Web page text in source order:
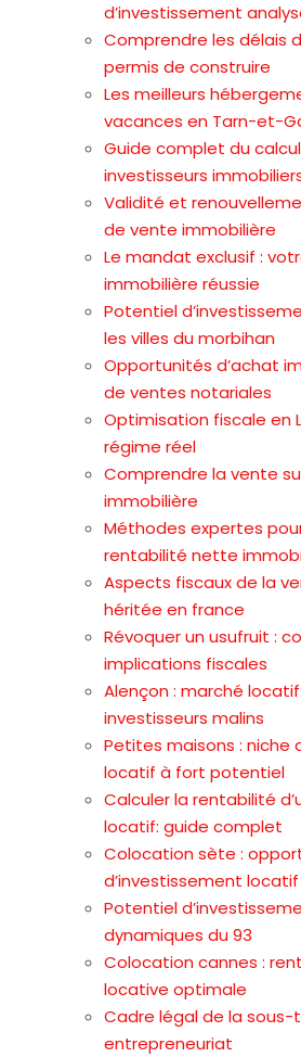
d’investissement
Comprendre les délais
permis de construire
Les meilleurs
vacances en Tarn-et-
Guide complet du calcul
investisseurs
Validité et
de vente immobilière
Le mandat exclusif :
immobilière réussie
Potentiel
les villes du morbihan
Opportunités d’achat
de ventes notariales
Optimisation fiscale en
régime réel
Comprendre la vente
immobilière
Méthodes expertes
rentabilité nette
Aspects fiscaux de la
héritée en france
Révoquer un usufruit :
implications fiscales
Alençon : marché
investisseurs malins
Petites maisons : niche
locatif à fort potentiel
Calculer la rentabilité
locatif: guide complet
Colocation sète :
d’investissement locatif
Potentiel
dynamiques du 93
Colocation cannes :
locative optimale
Cadre légal de la
entrepreneuriat